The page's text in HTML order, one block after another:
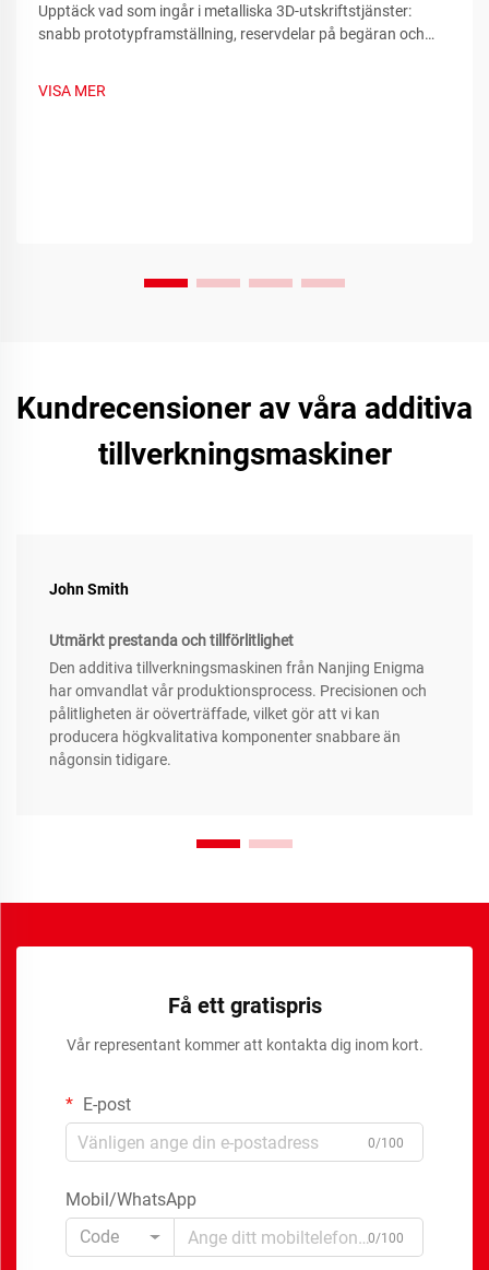
Upptäck vad som ingår i metalliska 3D-utskriftstjänster:
snabb prototypframställning, reservdelar på begäran och
VISA MER
Kundrecensioner av våra additiva
tillverkningsmaskiner
John Smith
Utmärkt prestanda och tillförlitlighet
Den additiva tillverkningsmaskinen från Nanjing Enigma
har omvandlat vår produktionsprocess. Precisionen och
pålitligheten är oöverträffade, vilket gör att vi kan
producera högkvalitativa komponenter snabbare än
någonsin tidigare.
Få ett gratispris
Vår representant kommer att kontakta dig inom kort.
E-post
0/100
Mobil/WhatsApp
Code
0/100